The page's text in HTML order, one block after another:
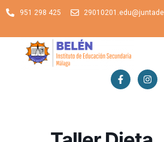
951 298 425